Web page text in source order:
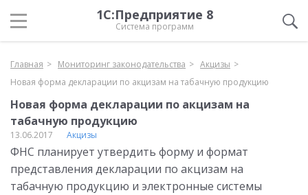
1С:Предприятие 8
Система программ
Главная Мониторинг законодательства
Акцизы
Новая форма декларации по акцизам на табачную продукцию
Новая форма декларации по акцизам на
табачную продукцию
13.06.2017 Акцизы
ФНС планирует утвердить форму и формат
представления декларации по акцизам на
табачную продукцию и электронные системы